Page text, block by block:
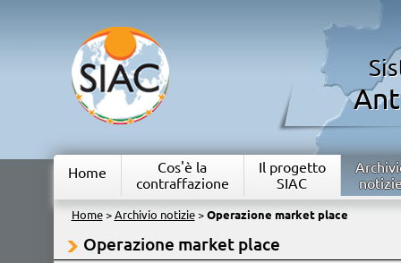
Home
Cos'è la
contraffazione
Il progetto
SIAC
Home> Archivio notizie> Operazione market place
Operazione market place